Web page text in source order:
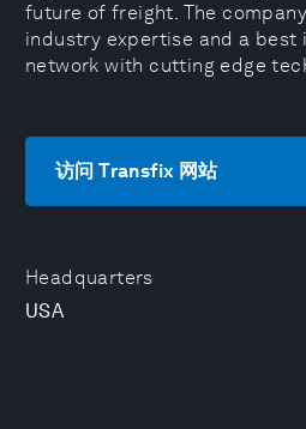
Headquarters
USA
future of freight. The
industry expertise and a best
network with cutting edge
访问 Transfix 网站